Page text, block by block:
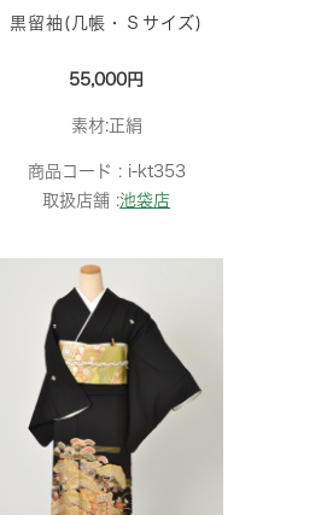
黒留袖(几帳・Ｓサイズ)
55,000円
素材:正絹
商品コード : i-kt353
取扱店舗 :池袋店